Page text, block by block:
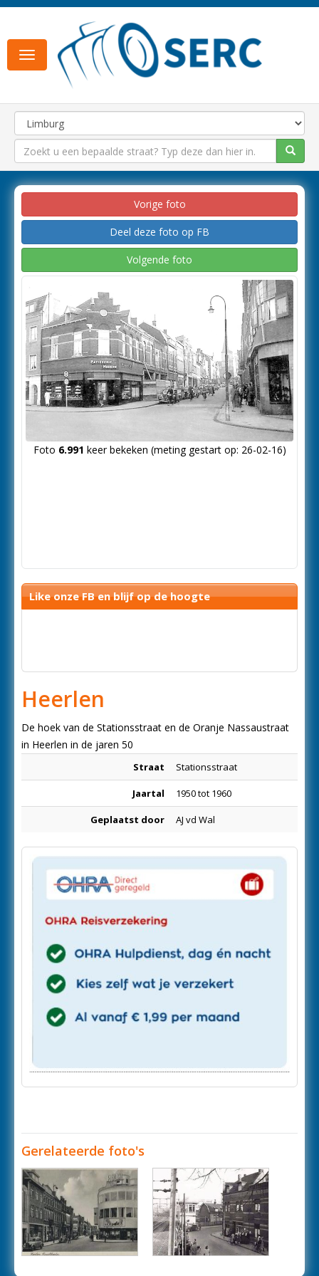
Toggle
navigation
Vorige foto
Deel deze foto op FB
Volgende foto
Foto 6.991 keer bekeken (meting gestart op: 26-02-16)
Like onze FB en blijf op de hoogte
Heerlen
De hoek van de Stationsstraat en de Oranje Nassaustraat
in Heerlen in de jaren 50
Straat Stationsstraat
Jaartal 1950 tot 1960
Geplaatst door AJ vd Wal
Gerelateerde foto's